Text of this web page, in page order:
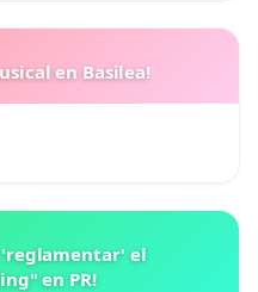
en Basilea!
'reglamentar' el
en PR!